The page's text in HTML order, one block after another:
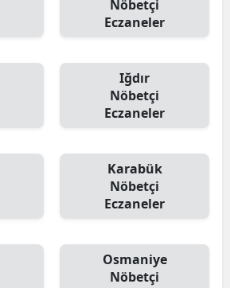
Nöbetçi
Eczaneler
Iğdır
Nöbetçi
Eczaneler
Karabük
Nöbetçi
Eczaneler
Osmaniye
Nöbetçi